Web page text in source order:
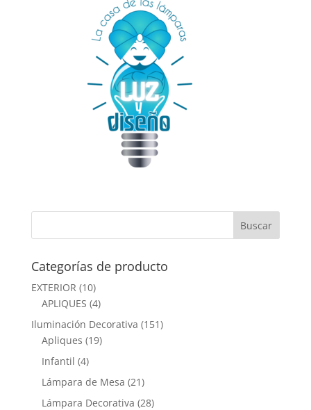
Categorías de producto
EXTERIOR (10)
APLIQUES (4)
Iluminación Decorativa (151)
Apliques (19)
Infantil (4)
Lámpara de Mesa (21)
Lámpara Decorativa (28)